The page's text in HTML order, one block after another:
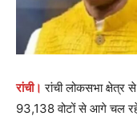
रांची। रांची लोकसभा क्षेत्र
93,138 वोटों से आगे चल